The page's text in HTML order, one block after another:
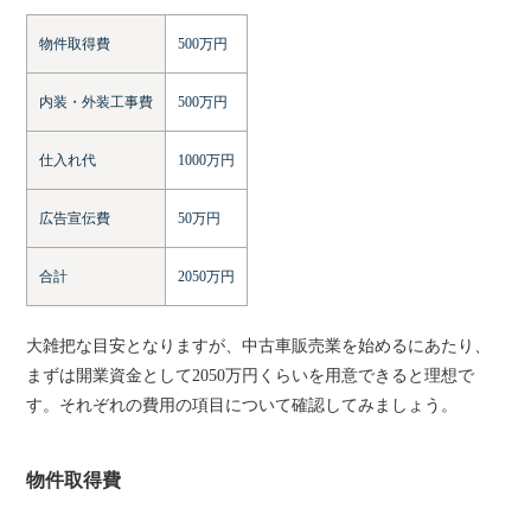
物件取得費 500万円
内装・外装工事費 500万円
仕入れ代 1000万円
広告宣伝費 50万円
合計 2050万円
大雑把な目安となりますが、中古車販売業を始めるにあたり、
まずは開業資金として2050万円くらいを用意できると理想で
す。それぞれの費用の項目について確認してみましょう。
物件取得費